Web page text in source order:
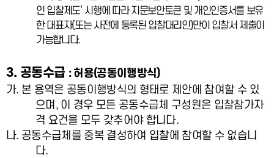
인 입찰제도’ 시행에 따라 지문보안토큰 및 개인인증서를 보유
한 대표자(또는 사전에 등록된 입찰대리인)만이 입찰서 제출이
가능합니다.
3. 공동수급 : 허용(공동이행방식)
가. 본 용역은 공동이행방식의 형태로 제안에 참여할 수 있
으며 , 이 경우 모든 공동수급체 구성원은 입찰참가자
격 요건을 모두 갖추어야 합니다.
나. 공동수급체를 중복 결성하여 입찰에 참여할 수 없습니
다.